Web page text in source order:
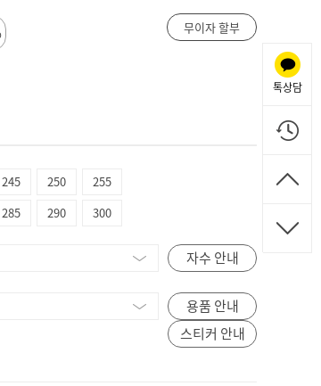
무이자 할부
245 250
255
285 290 300
자수 안내
용품 안내
스티커 안내
톡상담